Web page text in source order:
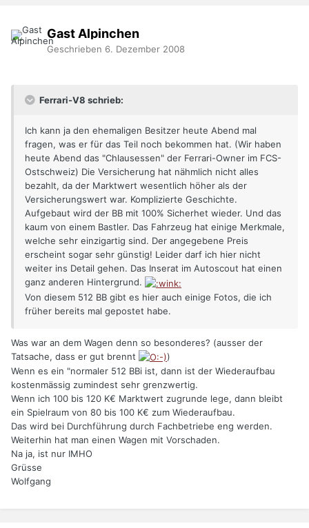
Gast Alpinchen
Geschrieben 6. Dezember 2008
Ferrari-V8 schrieb:
Ich kann ja den ehemaligen Besitzer heute Abend mal
fragen, was er für das Teil noch bekommen hat. (Wir haben
heute Abend das "Chlausessen" der Ferrari-Owner im FCS-
Ostschweiz) Die Versicherung hat nähmlich nicht alles
bezahlt, da der Marktwert wesentlich höher als der
Versicherungswert war. Komplizierte Geschichte.
Aufgebaut wird der BB mit 100% Sicherhet wieder. Und das
kaum von einem Bastler. Das Fahrzeug hat einige Merkmale,
welche sehr einzigartig sind. Der angegebene Preis
erscheint sogar sehr günstig! Leider darf ich hier nicht
weiter ins Detail gehen. Das Inserat im Autoscout hat einen
ganz anderen Hintergrund.
Von diesem 512 BB gibt es hier auch einige Fotos, die ich
früher bereits mal gepostet habe.
Was war an dem Wagen denn so besonderes? (ausser der
Tatsache, dass er gut brennt
)
Wenn es ein "normaler 512 BBi ist, dann ist der Wiederaufbau
kostenmässig zumindest sehr grenzwertig.
Wenn ich 100 bis 120 K€ Marktwert zugrunde lege, dann bleibt
ein Spielraum von 80 bis 100 K€ zum Wiederaufbau.
Das wird bei Durchführung durch Fachbetriebe eng werden.
Weiterhin hat man einen Wagen mit Vorschaden.
Na ja, ist nur IMHO
Grüsse
Wolfgang